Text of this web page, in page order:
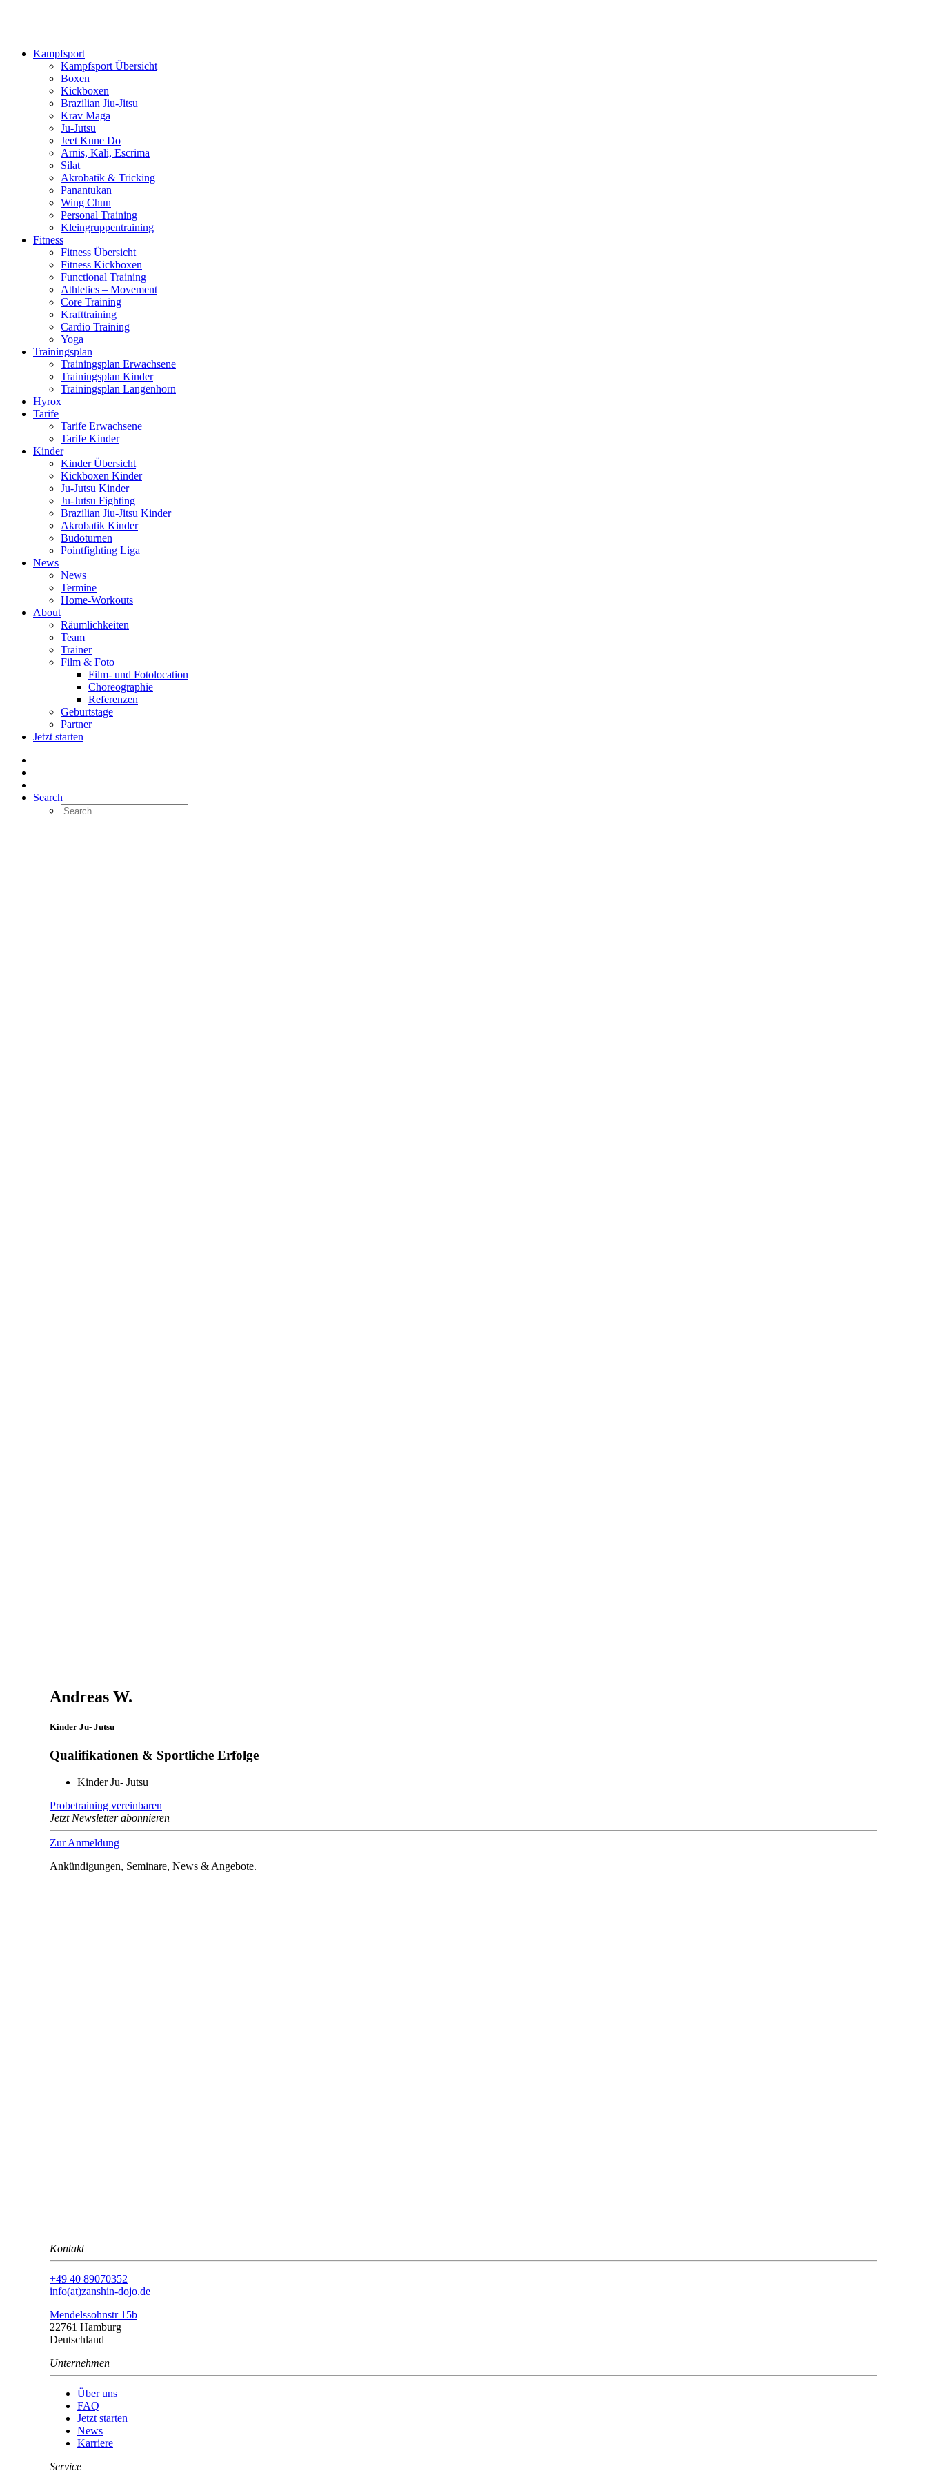
Kampfsport
Kampfsport Übersicht
Boxen
Kickboxen
Brazilian Jiu-Jitsu
Krav Maga
Ju-Jutsu
Jeet Kune Do
Arnis, Kali, Escrima
Silat
Akrobatik & Tricking
Panantukan
Wing Chun
Personal Training
Kleingruppentraining
Fitness
Fitness Übersicht
Fitness Kickboxen
Functional Training
Athletics – Movement
Core Training
Krafttraining
Cardio Training
Yoga
Trainingsplan
Trainingsplan Erwachsene
Trainingsplan Kinder
Trainingsplan Langenhorn
Hyrox
Tarife
Tarife Erwachsene
Tarife Kinder
Kinder
Kinder Übersicht
Kickboxen Kinder
Ju-Jutsu Kinder
Ju-Jutsu Fighting
Brazilian Jiu-Jitsu Kinder
Akrobatik Kinder
Budoturnen
Pointfighting Liga
News
News
Termine
Home-Workouts
About
Räumlichkeiten
Team
Trainer
Film & Foto
Film- und Fotolocation
Choreographie
Referenzen
Geburtstage
Partner
Jetzt starten
Search
Andreas W.
Kinder Ju- Jutsu
Qualifikationen & Sportliche Erfolge
Kinder Ju- Jutsu
Probetraining vereinbaren
Jetzt Newsletter abonnieren
Zur Anmeldung
Ankündigungen, Seminare, News & Angebote.
Kontakt
+49 40 89070352
info(at)zanshin-dojo.de
Mendelssohnstr 15b
22761 Hamburg
Deutschland
Unternehmen
Über uns
FAQ
Jetzt starten
News
Karriere
Service